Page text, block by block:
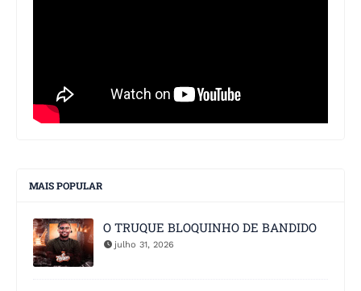
MAIS POPULAR
O TRUQUE BLOQUINHO DE BANDIDO
julho 31, 2026